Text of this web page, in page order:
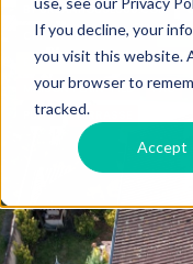
If you decline, your
you visit this website.
your browser to
tracked.
Accept
BY URBANHOUSE360.COM
CHAUFFE EAU SOLAIRE
EXPOSITION EST-SUD &
MAISON PLAIN-PIED
PAC
PUITS
TERRASSE